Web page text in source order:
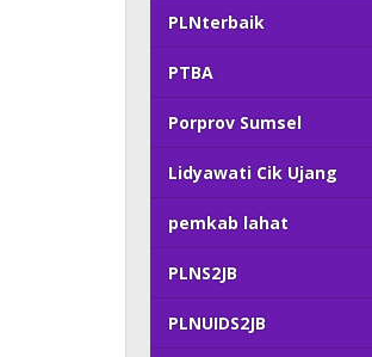
PLNterbaik
PTBA
Porprov Sumsel
Lidyawati Cik Ujang
pemkab lahat
PLNS2JB
PLNUIDS2JB